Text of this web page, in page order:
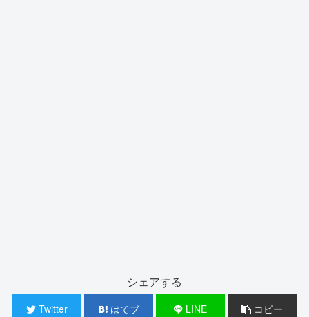
シェアする
Twitter はてブ LINE コピー